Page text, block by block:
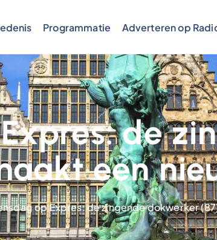
Programmatie Adverteren op
de
een
op Expres: de zingende dokwerker